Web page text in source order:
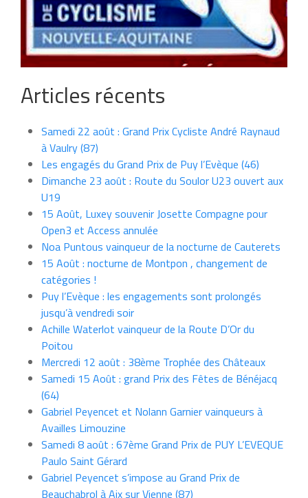
Articles récents
Samedi 22 août : Grand Prix Cycliste André Raynaud
à Vaulry (87)
Les engagés du Grand Prix de Puy l’Evèque (46)
Dimanche 23 août : Route du Soulor U23 ouvert aux
U19
15 Août, Luxey souvenir Josette Compagne pour
Open3 et Access annulée
Noa Puntous vainqueur de la nocturne de Cauterets
15 Août : nocturne de Montpon , changement de
catégories !
Puy l’Evèque : les engagements sont prolongés
jusqu’à vendredi soir
Achille Waterlot vainqueur de la Route D’Or du
Poitou
Mercredi 12 août : 38ème Trophée des Châteaux
Samedi 15 Août : grand Prix des Fêtes de Bénéjacq
(64)
Gabriel Peyencet et Nolann Garnier vainqueurs à
Availles Limouzine
Samedi 8 août : 67ème Grand Prix de PUY L’EVEQUE
Paulo Saint Gérard
Gabriel Peyencet s’impose au Grand Prix de
Beauchabrol à Aix sur Vienne (87)